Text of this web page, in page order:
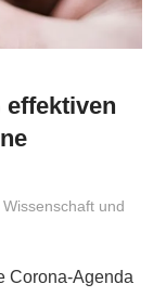
effektiven
Wissenschaft und
Corona-Agenda